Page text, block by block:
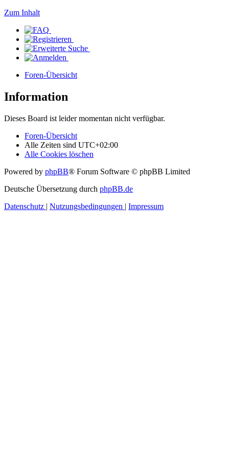
Zum Inhalt
Foren-Übersicht
Information
Dieses Board ist leider momentan nicht verfügbar.
Foren-Übersicht
Alle Zeiten sind UTC+02:00
Alle Cookies löschen
Powered by phpBB® Forum Software © phpBB Limited
Deutsche Übersetzung durch phpBB.de
Datenschutz | Nutzungsbedingungen | Impressum